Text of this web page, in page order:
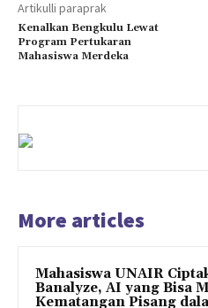
Artikulli paraprak
Kenalkan Bengkulu Lewat
Program Pertukaran
Mahasiswa Merdeka
More articles
Mahasiswa UNAIR
Banalyze, AI yang Bisa
Kematangan Pisang